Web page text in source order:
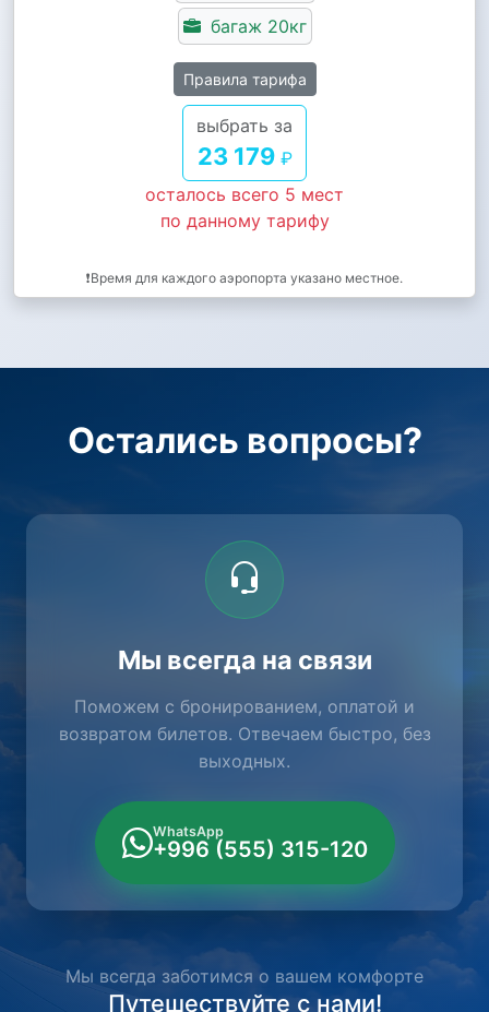
багаж 20кг
Правила тарифа
выбрать за
23 179₽
осталось всего 5 мест
по данному тарифу
❗Время для каждого аэропорта указано местное.
Остались вопросы?
Мы всегда на связи
Поможем с бронированием, оплатой и
возвратом билетов. Отвечаем быстро, без
выходных.
WhatsApp
+996 (555) 315-120
Мы всегда заботимся о вашем комфорте
Путешествуйте с нами!